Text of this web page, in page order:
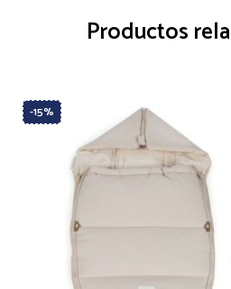
Productos
-15%